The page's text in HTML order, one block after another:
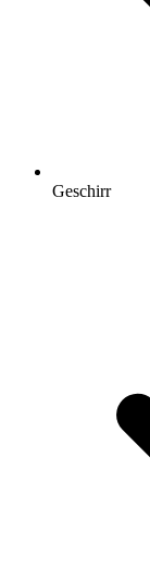
Geschirr